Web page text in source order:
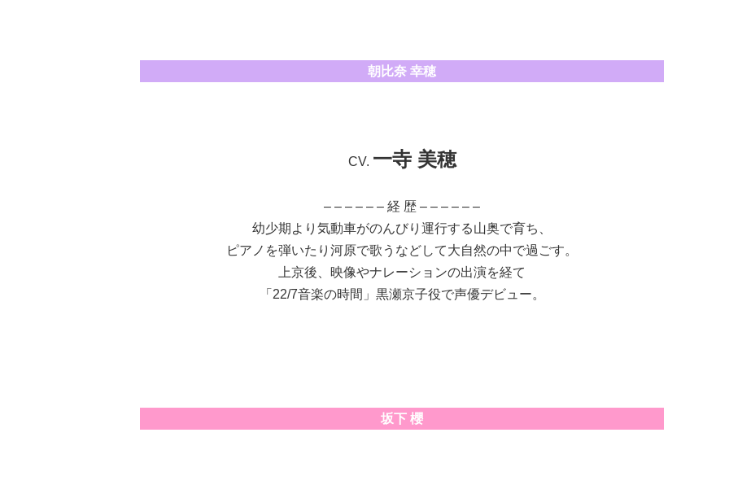
朝比奈 幸穂
CV. 一寺 美穂
– – – – – – 経 歴 – – – – – –
幼少期より気動車がのんびり運行する山奥で育ち、
ピアノを弾いたり河原で歌うなどして大自然の中で過ごす。
上京後、映像やナレーションの出演を経て
「22/7音楽の時間」黒瀬京子役で声優デビュー。
坂下 櫻